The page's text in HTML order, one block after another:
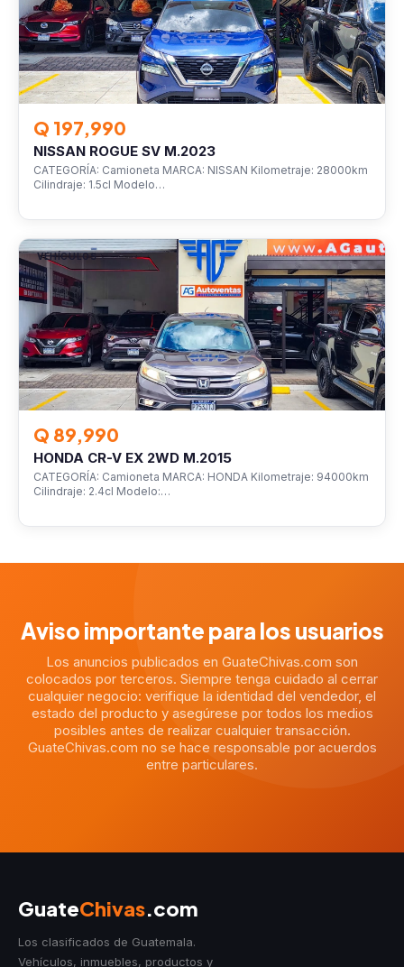
Q 197,990
NISSAN ROGUE SV M.2023
CATEGORÍA: Camioneta MARCA: NISSAN Kilometraje: 28000km
Cilindraje: 1.5cl Modelo…
VEHÍCULOS
Q 89,990
HONDA CR-V EX 2WD M.2015
CATEGORÍA: Camioneta MARCA: HONDA Kilometraje: 94000km
Cilindraje: 2.4cl Modelo:…
Aviso importante para los usuarios
Los anuncios publicados en GuateChivas.com son
colocados por terceros. Siempre tenga cuidado al cerrar
cualquier negocio: verifique la identidad del vendedor, el
estado del producto y asegúrese por todos los medios
posibles antes de realizar cualquier transacción.
GuateChivas.com no se hace responsable por acuerdos
entre particulares.
GuateChivas.com
Los clasificados de Guatemala.
Vehículos, inmuebles, productos y